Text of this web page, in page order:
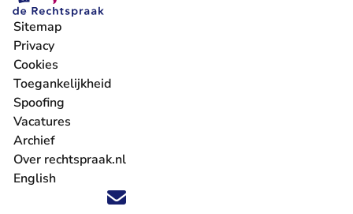
Volg ons op X (Twitter) - U verlaat Rechtspraak.nl
Volg ons op Facebook - U verlaat Rechtspraak.nl
Volg ons op Instagram - U verlaat Rechtspraak.nl
Volg ons op Youtube - U verlaat Rechtspraak.nl
Volg ons op LinkedIn - U verlaat
'Blijf op de hoogte' nieuwsbrief - U verlaat
Sitemap
Privacy
Cookies
Toegankelijkheid
Spoofing
Vacatures
- U verlaat Rechtspraak.nl
Archief
Over rechtspraak.nl
English